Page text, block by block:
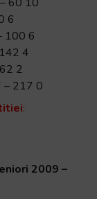
6
100 6
4
2
– 217 0
:
2009 –